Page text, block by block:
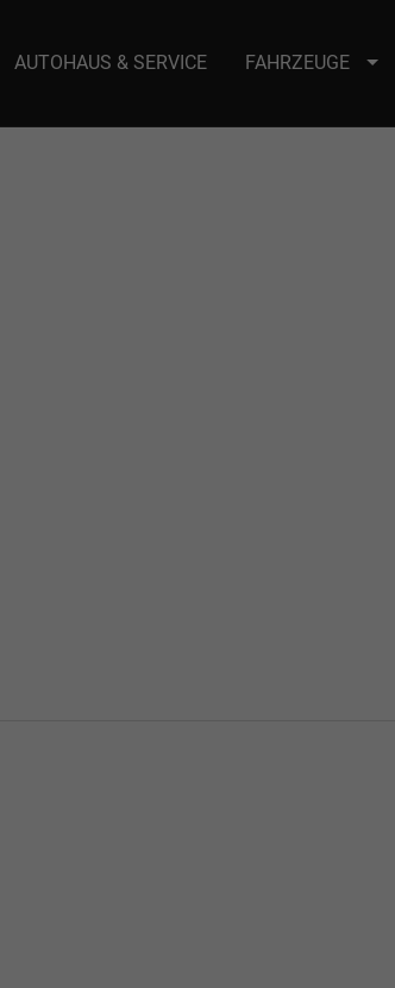
Host Name :
AUTOHAUS & SERVICE FAHRZEUGE